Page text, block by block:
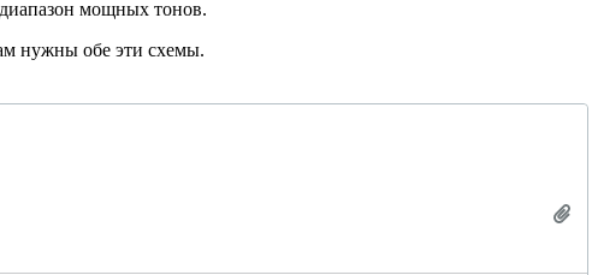
мощных тонов.
нужны обе эти схемы.